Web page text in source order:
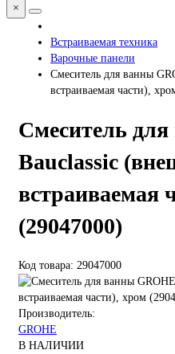
×
Встраиваемая техника
Варочные панели
Смеситель для ванны
встраиваемая части),
Смеситель
Bauclassic
встраиваемая
(29047000)
Код товара: 29047000
Производитель:
GROHE
В НАЛИЧИИ